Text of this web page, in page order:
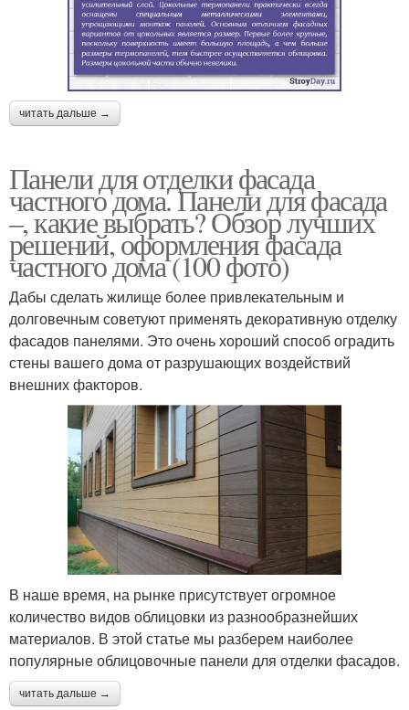
читать дальше →
Панели для отделки фасада
частного дома. Панели для фасада
–, какие выбрать? Обзор лучших
решений, оформления фасада
частного дома (100 фото)
Дабы сделать жилище более привлекательным и
долговечным советуют применять декоративную отделку
фасадов панелями. Это очень хороший способ оградить
стены вашего дома от разрушающих воздействий
внешних факторов.
В наше время, на рынке присутствует огромное
количество видов облицовки из разнообразнейших
материалов. В этой статье мы разберем наиболее
популярные облицовочные панели для отделки фасадов.
читать дальше →